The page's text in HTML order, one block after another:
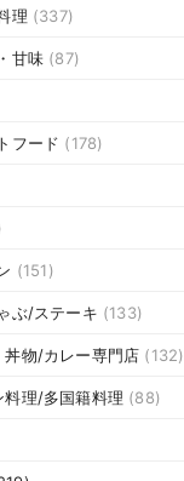
理 (337)
甘味 (87)
フード (178)
(151)
ぶ/ステーキ (133)
丼物/カレー専門店 (132)
料理/多国籍料理 (88)